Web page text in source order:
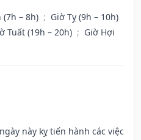
(7h – 8h) ; Giờ Tỵ (9h – 10h)
Tuất (19h – 20h) ; Giờ Hợi
này kỵ tiến hành các việc